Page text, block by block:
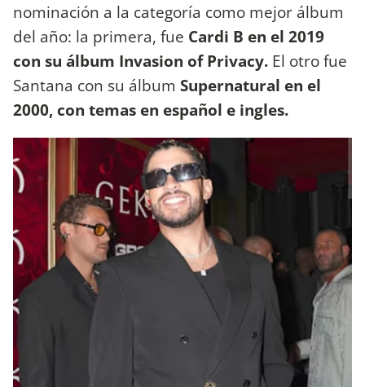
nominación a la categoría como mejor álbum
del año: la primera, fue Cardi B en el 2019
con su álbum Invasion of Privacy. El otro fue
Santana con su álbum Supernatural en el
2000, con temas en español e ingles.